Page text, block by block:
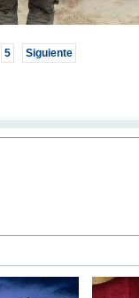
5 Siguiente